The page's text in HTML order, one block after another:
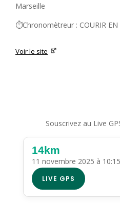
Marseille
⏱️Chronomètreur : COURIR EN
Voir le site
Souscrivez au Live
14km
11 novembre 2025 à 10:15
LIVE GPS